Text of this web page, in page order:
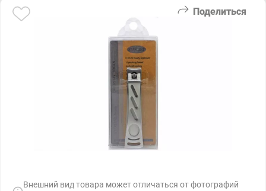
Поделиться
Внешний вид товара может отличаться от фотографий